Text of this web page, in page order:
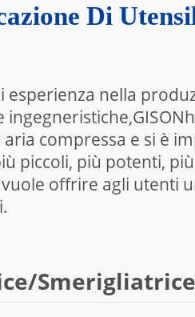
Di
esperienza nella
compressa e si è
piccoli, più potenti,
offrire agli utenti